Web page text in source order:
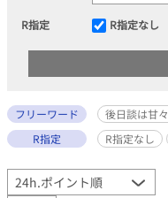
R指定 R指定なし
フリーワード
後日談は甘々
R指定
R指定なし